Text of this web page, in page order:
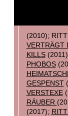
(2010);
VERTRÄGT
KILLS
PHOBOS
GESPENST
VERSTEXE
RÄUBER
(2017);